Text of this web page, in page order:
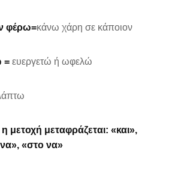
φέρω=κάνω χάρη σε κάποιον
= ευεργετώ ή ωφελώ
μετοχή μεταφράζεται: «και»,
«στο να»